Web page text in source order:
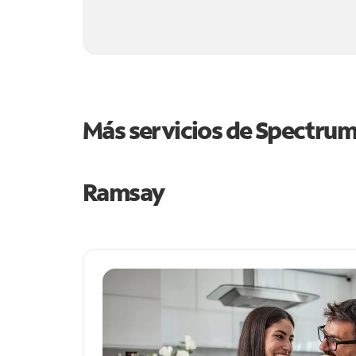
Más servicios de
Ramsay